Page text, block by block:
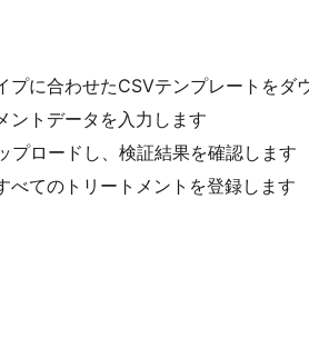
プに合わせたCSVテンプレートをダ
ントデータを入力します
プロードし、検証結果を確認します
べてのトリートメントを登録します